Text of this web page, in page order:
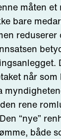
måten
bare
reduserer
når
rene
“nye”
både